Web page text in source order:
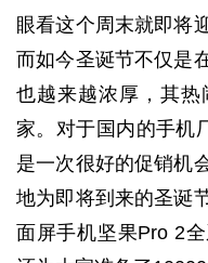
眼看这个周末就即将
而如今圣诞节不仅是
也越来越浓厚，其
家。对于国内的手机
是一次很好的促销机
地为即将到来的圣诞
面屏手机坚果Pro 2